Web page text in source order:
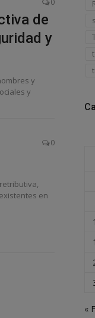
0
de
y
y
y
0
en
«